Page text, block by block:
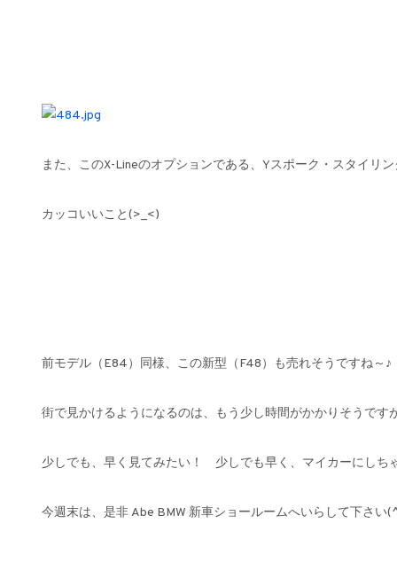
また、このX-Lineのオプションである、Yスポーク・スタイリン
カッコいいこと(>_<)
前モデル（E84）同様、この新型（F48）も売れそうですね～♪
街で見かけるようになるのは、もう少し時間がかかりそうですが
少しでも、早く見てみたい！ 少しでも早く、マイカーにしち
今週末は、是非 Abe BMW 新車ショールームへいらして下さい